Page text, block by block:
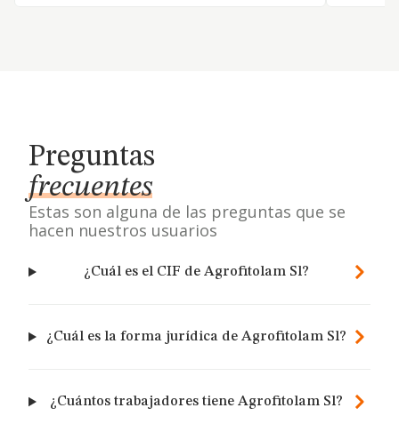
Preguntas
frecuentes
Estas son alguna de las preguntas que se
hacen nuestros usuarios
¿Cuál es el CIF de Agrofitolam Sl?
¿Cuál es la forma jurídica de Agrofitolam Sl?
¿Cuántos trabajadores tiene Agrofitolam Sl?